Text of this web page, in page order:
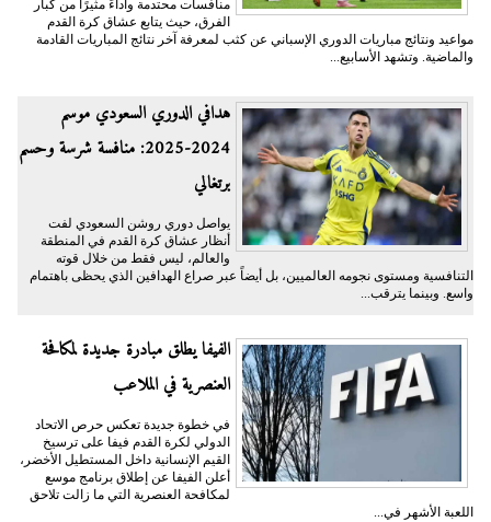
منافسات محتدمة وأداءً مثيرًا من كبار
الفرق، حيث يتابع عشاق كرة القدم
مواعيد ونتائج مباريات الدوري الإسباني عن كثب لمعرفة آخر نتائج المباريات القادمة
والماضية. وتشهد الأسابيع...
هدافي الدوري السعودي موسم
2024-2025: منافسة شرسة وحسم
برتغالي
يواصل دوري روشن السعودي لفت
أنظار عشاق كرة القدم في المنطقة
والعالم، ليس فقط من خلال قوته
التنافسية ومستوى نجومه العالميين، بل أيضاً عبر صراع الهدافين الذي يحظى باهتمام
واسع. وبينما يترقب...
الفيفا يطلق مبادرة جديدة لمكافحة
العنصرية في الملاعب
في خطوة جديدة تعكس حرص الاتحاد
الدولي لكرة القدم فيفا على ترسيخ
القيم الإنسانية داخل المستطيل الأخضر،
أعلن الفيفا عن إطلاق برنامج موسع
لمكافحة العنصرية التي ما زالت تلاحق
اللعبة الأشهر في...